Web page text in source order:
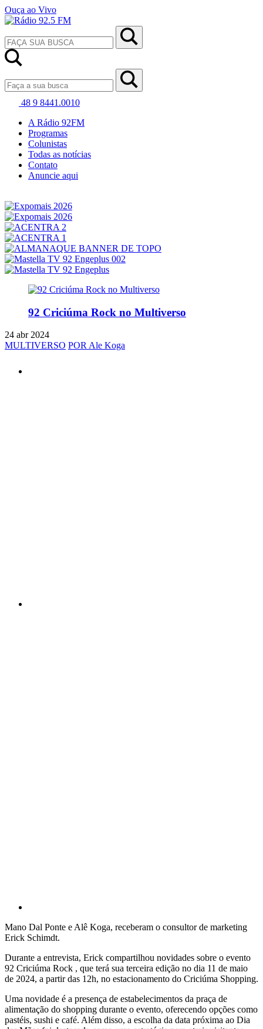
Ouça ao Vivo
48 9 8441.0010
A Rádio 92FM
Programas
Colunistas
Todas as notícias
Contato
Anuncie aqui
92 Criciúma Rock no Multiverso
24 abr 2024
MULTIVERSO POR Ale Koga
Mano Dal Ponte e Alê Koga, receberam o consultor de marketing
Erick Schimdt.
Durante a entrevista, Erick compartilhou novidades sobre o evento
92 Criciúma Rock , que terá sua terceira edição no dia 11 de maio
de 2024, a partir das 12h, no estacionamento do Criciúma Shopping.
Uma novidade é a presença de estabelecimentos da praça de
alimentação do shopping durante o evento, oferecendo opções como
pastéis, sushi e café. Além disso, a escolha da data próxima ao Dia